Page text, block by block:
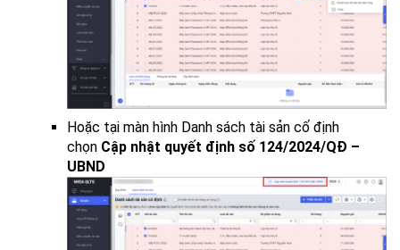
Hoặc tại màn hình Danh sách tài sản cố định
chọn Cập nhật quyết định số 124/2024/QĐ –
UBND